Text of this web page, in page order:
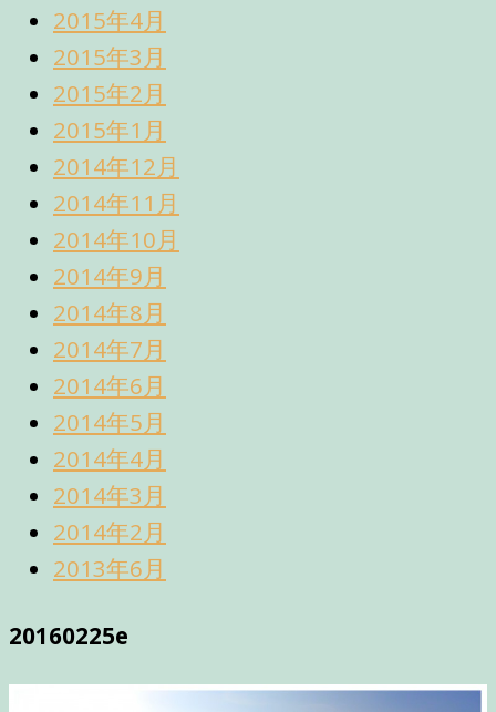
2015年4月
2015年3月
2015年2月
2015年1月
2014年12月
2014年11月
2014年10月
2014年9月
2014年8月
2014年7月
2014年6月
2014年5月
2014年4月
2014年3月
2014年2月
2013年6月
20160225e